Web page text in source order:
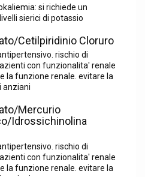
si richiede un
sierici di potassio
Cetilpiridinio Cloruro
rischio di
con funzionalita' renale
la funzione renale. evitare la
anziani
Mercurio
Idrossichinolina
rischio di
con funzionalita' renale
la funzione renale. evitare la